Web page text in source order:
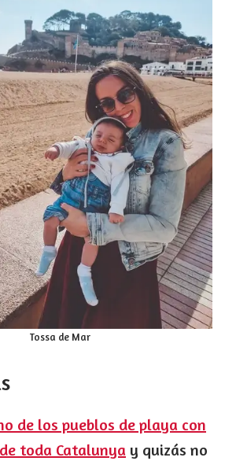
Tossa de Mar
de los pueblos de playa con
toda Catalunya y quizás no